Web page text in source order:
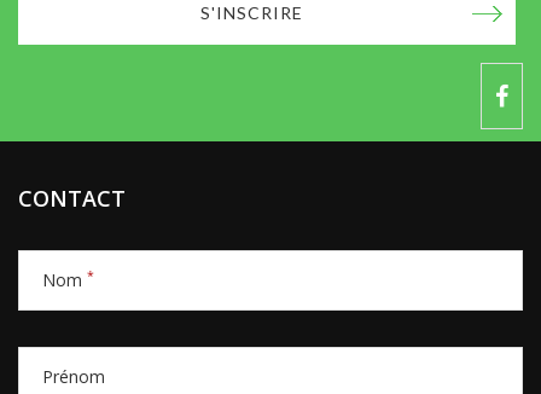
S'INSCRIRE
CONTACT
Nom *
Prénom